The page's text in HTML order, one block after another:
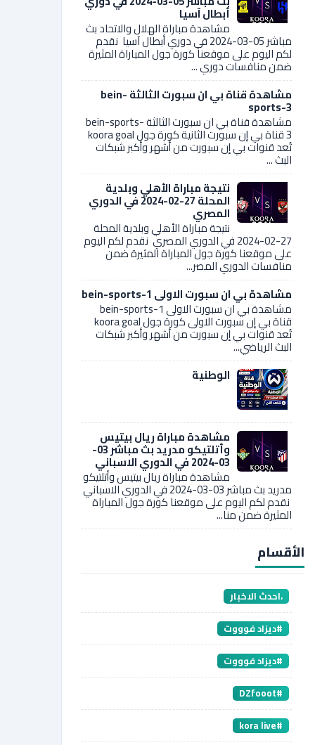
أبطال آسيا
مشاهدة مباراة الهلال والاتحاد بث
مباشر 05-03-2024 في دوري أبطال آسيا نقدم
لكم اليوم على موقعنا كورة جول المباراة المثيرة
ضمن منافسات دوري ...
مشاهدة قناة بي ان سبورت الثالثة bein-
sports-3
مشاهدة قناة بي ان سبورت الثالثة bein-sports-
3 قناة بي إن سبورت الثانية كورة جول koora goal
تُعد قنوات بي إن سبورت من أشهر وأكبر شبكات
البث ...
نتيجة مباراة الأهلي وبلدية
المحلة 27-02-2024 في الدوري
المصري
نتيجة مباراة الأهلي وبلدية المحلة
27-02-2024 في الدوري المصري نقدم لكم اليوم
على موقعنا كورة جول المباراة المثيرة ضمن
منافسات الدوري المصر...
مشاهدة بي ان سبورت الاولى bein-sports-1
مشاهدة بي ان سبورت الاولى bein-sports-1
قناة بي إن سبورت الاولى كورة جول koora goal
تُعد قنوات بي إن سبورت من أشهر وأكبر شبكات
البث الرياضي...
الوطنية
مشاهدة مباراة ريال بيتيس
وأتلتيكو مدريد بث مباشر 03-
03-2024 في الدوري الاسباني
مشاهدة مباراة ريال بيتيس وأتلتيكو
مدريد بث مباشر 03-03-2024 في الدوري الاسباني
نقدم لكم اليوم على موقعنا كورة جول المباراة
المثيرة ضمن منا...
الأقسام
،احدث الاخبار
#ديزاد فوووت
#ديزاد فوووت
#DZfooot
#kora live